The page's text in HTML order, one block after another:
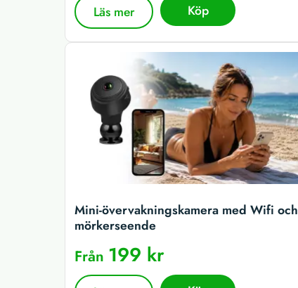
Läs mer Köp
Mini-övervakningskamera med Wifi och
mörkerseende
Från 199 kr